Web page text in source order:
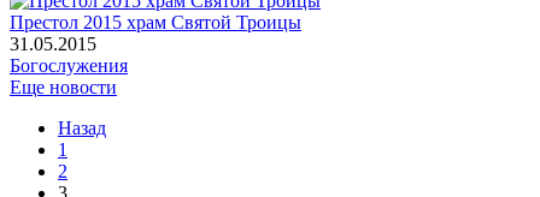
Престол 2015 храм Святой Троицы
31.05.2015
Богослужения
Еще новости
Назад
1
2
3